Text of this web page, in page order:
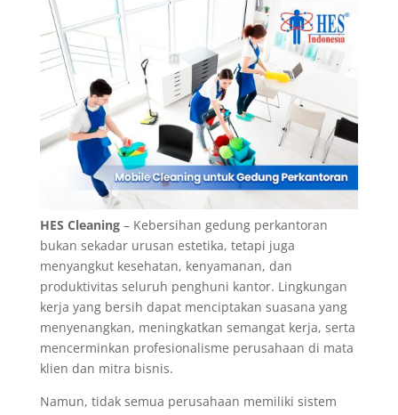
HES Cleaning– Kebersihan gedung perkantoran
bukan sekadar urusan estetika, tetapi juga
menyangkut kesehatan, kenyamanan, dan
produktivitas seluruh penghuni kantor. Lingkungan
kerja yang bersih dapat menciptakan suasana yang
menyenangkan, meningkatkan semangat kerja, serta
mencerminkan profesionalisme perusahaan di mata
klien dan mitra bisnis.
Namun, tidak semua perusahaan memiliki sistem